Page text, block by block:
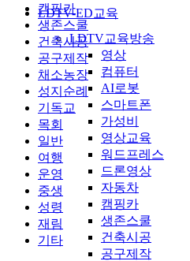
LDTV-ED교육
LDTV교육방송
영상
컴퓨터
AI로봇
스마트폰
가성비
영상교육
워드프레스
드론영상
자동차
캠핑카
생존스쿨
건축시공
공구제작
캠핑카
생존스쿨
건축시공
공구제작
채소농장
성지순례
기독교
목회
일반
여행
운영
중생
성령
재림
기타